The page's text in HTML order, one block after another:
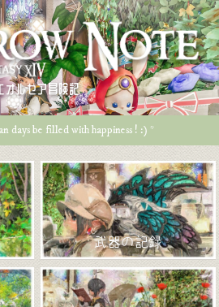
オルゼア冒険記
days be filled with happiness ! :) *
武器の記録